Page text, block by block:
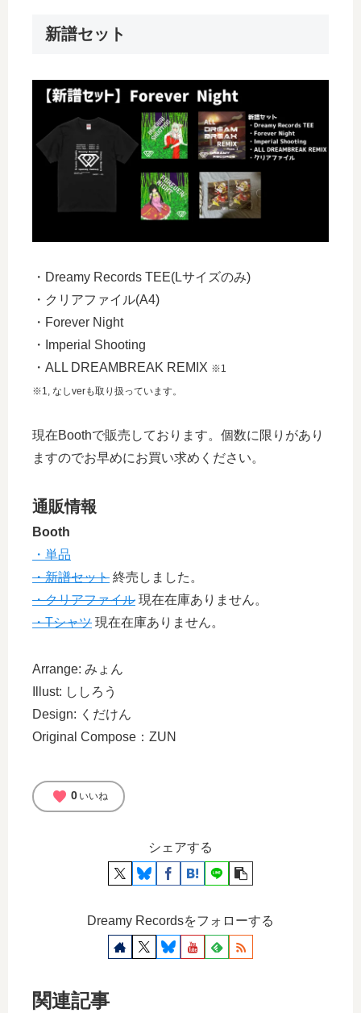
新譜セット
・Dreamy Records TEE(Lサイズのみ)
・クリアファイル(A4)
・Forever Night
・Imperial Shooting
・ALL DREAMBREAK REMIX ※1
※1, なしverも取り扱っています。
現在Boothで販売しております。個数に限りがあり
ますのでお早めにお買い求めください。
通販情報
Booth
・単品
・新譜セット 終売しました。
・クリアファイル 現在在庫ありません。
・Tシャツ 現在在庫ありません。
Arrange: みょん
Illust: ししろう
Design: くだけん
Original Compose：ZUN
favorite 0 いいね
シェアする
Dreamy Recordsをフォローする
関連記事